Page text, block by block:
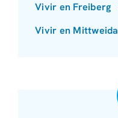
Vivir en Freiberg
Vivir en Mittweida